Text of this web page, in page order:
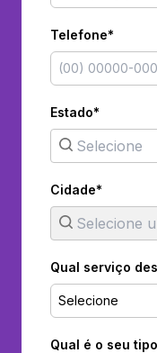
Telefone*
Estado*
Cidade*
Qual serviço
Selecione
Qual é o seu